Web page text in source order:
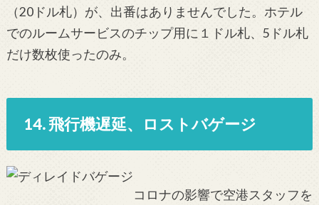
（20ドル札）が、出番はありませんでした。ホテル
でのルームサービスのチップ用に１ドル札、5ドル札
だけ数枚使ったのみ。
14. 飛行機遅延、ロストバゲージ
コロナの影響で空港スタッフを